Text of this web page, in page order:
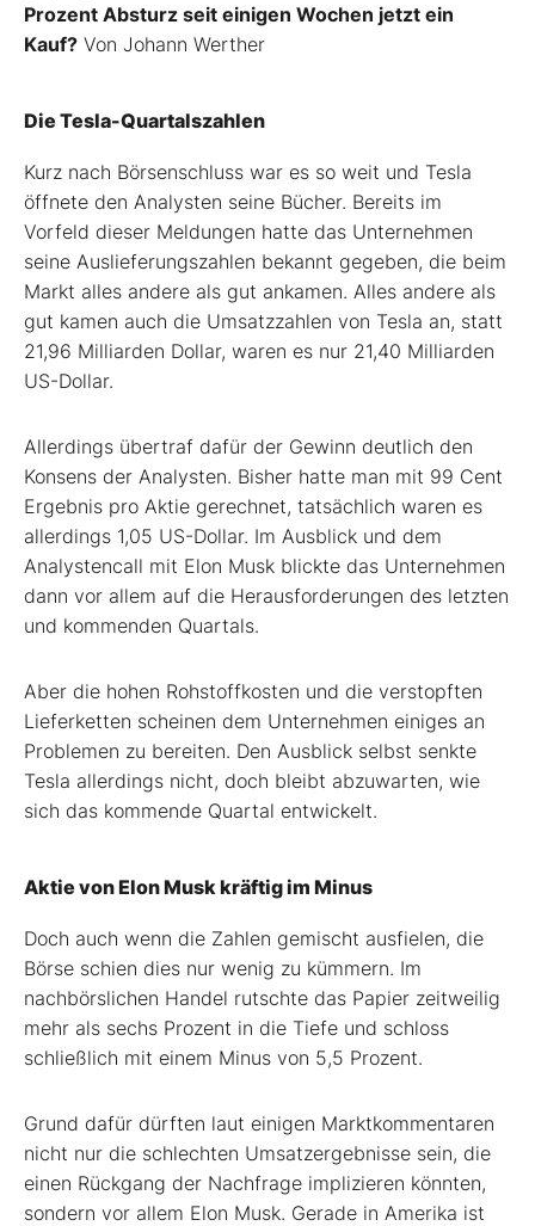
Prozent Absturz seit einigen Wochen jetzt ein
Kauf? Von Johann Werther
Die Tesla-Quartalszahlen
Kurz nach Börsenschluss war es so weit und Tesla
öffnete den Analysten seine Bücher. Bereits im
Vorfeld dieser Meldungen hatte das Unternehmen
seine Auslieferungszahlen bekannt gegeben, die beim
Markt alles andere als gut ankamen. Alles andere als
gut kamen auch die Umsatzzahlen von Tesla an, statt
21,96 Milliarden Dollar, waren es nur 21,40 Milliarden
US-Dollar.
Allerdings übertraf dafür der Gewinn deutlich den
Konsens der Analysten. Bisher hatte man mit 99 Cent
Ergebnis pro Aktie gerechnet, tatsächlich waren es
allerdings 1,05 US-Dollar. Im Ausblick und dem
Analystencall mit Elon Musk blickte das Unternehmen
dann vor allem auf die Herausforderungen des letzten
und kommenden Quartals.
Aber die hohen Rohstoffkosten und die verstopften
Lieferketten scheinen dem Unternehmen einiges an
Problemen zu bereiten. Den Ausblick selbst senkte
Tesla allerdings nicht, doch bleibt abzuwarten, wie
sich das kommende Quartal entwickelt.
Aktie von Elon Musk kräftig im Minus
Doch auch wenn die Zahlen gemischt ausfielen, die
Börse schien dies nur wenig zu kümmern. Im
nachbörslichen Handel rutschte das Papier zeitweilig
mehr als sechs Prozent in die Tiefe und schloss
schließlich mit einem Minus von 5,5 Prozent.
Grund dafür dürften laut einigen Marktkommentaren
nicht nur die schlechten Umsatzergebnisse sein, die
einen Rückgang der Nachfrage implizieren könnten,
sondern vor allem Elon Musk. Gerade in Amerika ist